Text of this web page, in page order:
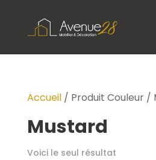
Accueil/ Produit Couleur /
Mustard
Voici le seul résultat